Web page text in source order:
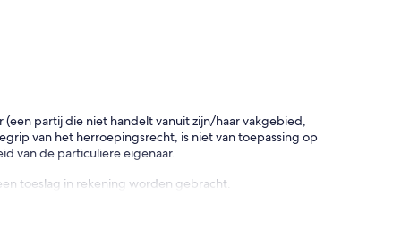
partij die niet handelt vanuit zijn/haar vakgebied,
van het herroepingsrecht, is niet van toepassing op
van de particuliere eigenaar.
toeslag in rekening worden gebracht.